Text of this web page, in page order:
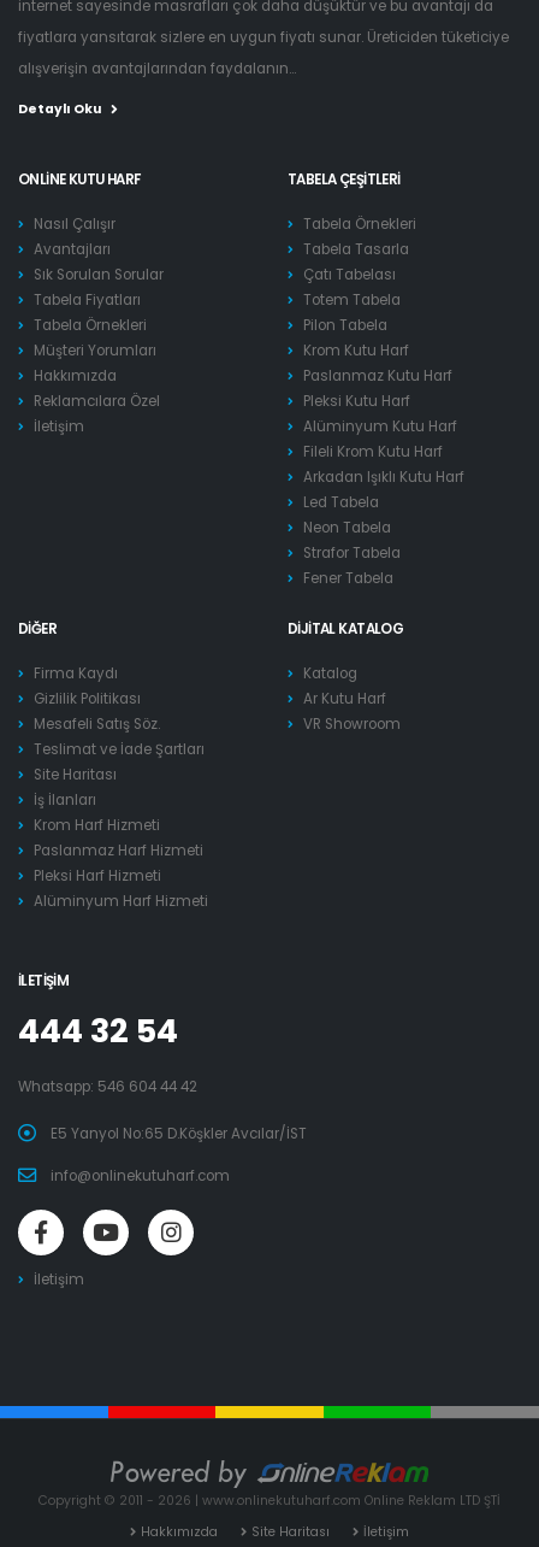
internet sayesinde masrafları çok daha düşüktür ve bu avantajı da
fiyatlara yansıtarak sizlere en uygun fiyatı sunar. Üreticiden tüketiciye
alışverişin avantajlarından faydalanın...
Detaylı Oku
ONLINE KUTU HARF
Nasıl Çalışır
Avantajları
Sık Sorulan Sorular
Tabela Fiyatları
Tabela Örnekleri
Müşteri Yorumları
Hakkımızda
Reklamcılara Özel
İletişim
TABELA ÇEŞITLERI
Tabela Örnekleri
Tabela Tasarla
Çatı Tabelası
Totem Tabela
Pilon Tabela
Krom Kutu Harf
Paslanmaz Kutu Harf
Pleksi Kutu Harf
Alüminyum Kutu Harf
Fileli Krom Kutu Harf
Arkadan Işıklı Kutu Harf
Led Tabela
Neon Tabela
Strafor Tabela
Fener Tabela
DIĞER
Firma Kaydı
Gizlilik Politikası
Mesafeli Satış Söz.
Teslimat ve İade Şartları
Site Haritası
İş İlanları
Krom Harf Hizmeti
Paslanmaz Harf Hizmeti
Pleksi Harf Hizmeti
Alüminyum Harf Hizmeti
DIJITAL KATALOG
Katalog
Ar Kutu Harf
VR Showroom
İLETIŞIM
444 32 54
Whatsapp: 546 604 44 42
E5 Yanyol No:65 D.Köşkler Avcılar/İST
info@onlinekutuharf.com
İletişim
Copyright © 2011 - 2026 | www.onlinekutuharf.com Online Reklam LTD ŞTİ
Hakkımızda
Site Haritası İletişim